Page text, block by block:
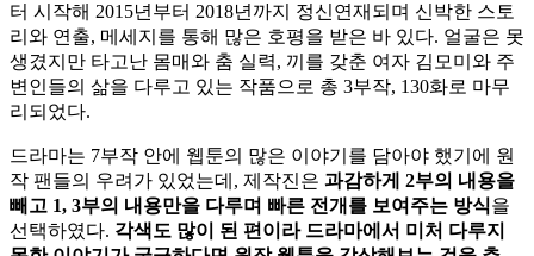
터 시작해 2015년부터 2018년까지 정신연재되며 신박한 스토
리와 연출, 메세지를 통해 많은 호평을 받은 바 있다. 얼굴은 못
생겼지만 타고난 몸매와 춤 실력, 끼를 갖춘 여자 김모미와 주
변인들의 삶을 다루고 있는 작품으로 총 3부작, 130화로 마무
리되었다.
드라마는 7부작 안에 웹툰의 많은 이야기를 담아야 했기에 원
작 팬들의 우려가 있었는데, 제작진은 과감하게 2부의 내용을
빼고 1, 3부의 내용만을 다루며 빠른 전개를 보여주는 방식을
선택하였다. 각색도 많이 된 편이라 드라마에서 미처 다루지